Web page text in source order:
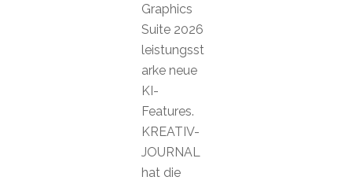
Graphics
Suite 2026
leistungsst
arke neue
KI-
Features.
KREATIV-
JOURNAL
hat die